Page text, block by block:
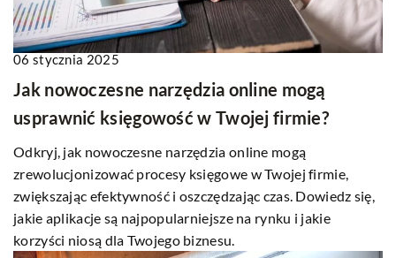
06 stycznia 2025
Jak nowoczesne narzędzia online mogą
usprawnić księgowość w Twojej firmie?
Odkryj, jak nowoczesne narzędzia online mogą
zrewolucjonizować procesy księgowe w Twojej firmie,
zwiększając efektywność i oszczędzając czas. Dowiedz się,
jakie aplikacje są najpopularniejsze na rynku i jakie
korzyści niosą dla Twojego biznesu.